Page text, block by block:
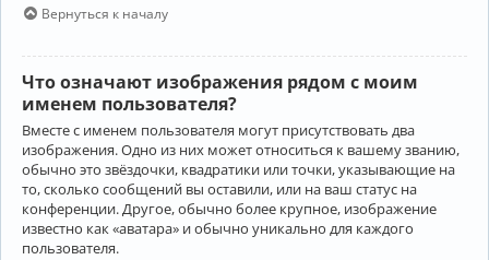
Вернуться к началу
Что означают изображения рядом с моим
именем пользователя?
Вместе с именем пользователя могут присутствовать два
изображения. Одно из них может относиться к вашему званию,
обычно это звёздочки, квадратики или точки, указывающие на
то, сколько сообщений вы оставили, или на ваш статус на
конференции. Другое, обычно более крупное, изображение
известно как «аватара» и обычно уникально для каждого
пользователя.